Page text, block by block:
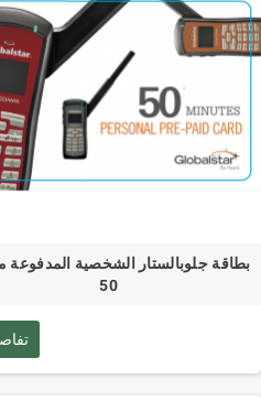
بطاقة جلوبالستار الشخصية المدفوعة
50